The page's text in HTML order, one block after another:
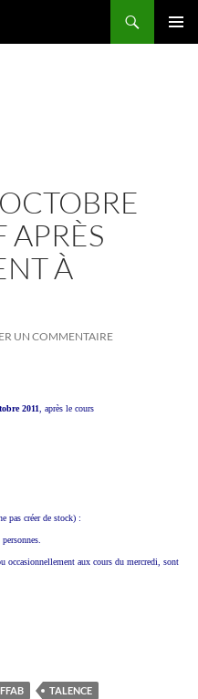
APRÈS
À
UN COMMENTAIRE
2011 , après le cours
pas créer de stock) :
occasionnellement aux cours du mercredi, sont
FFAB TALENCE